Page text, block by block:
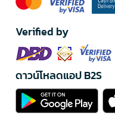
Verified by
ดาวน์โหลดแอป B2S